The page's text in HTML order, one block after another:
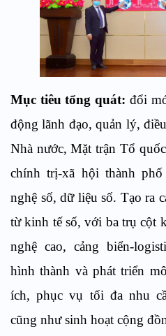
Mục tiêu tổng quát: đổi
động lãnh đạo, quản lý,
Nhà nước, Mặt trận Tổ
chính trị-xã hội thành
nghệ số, dữ liệu số. Tạo ra
từ kinh tế số, với ba trụ cột
nghệ cao, cảng biển-
hình thành và phát triển
ích, phục vụ tối đa nhu
cũng như sinh hoạt cộng